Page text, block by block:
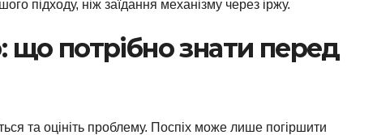
підходу, ніж заїдання механізму через іржу.
що потрібно знати перед
та оцініть проблему. Поспіх може лише погіршити